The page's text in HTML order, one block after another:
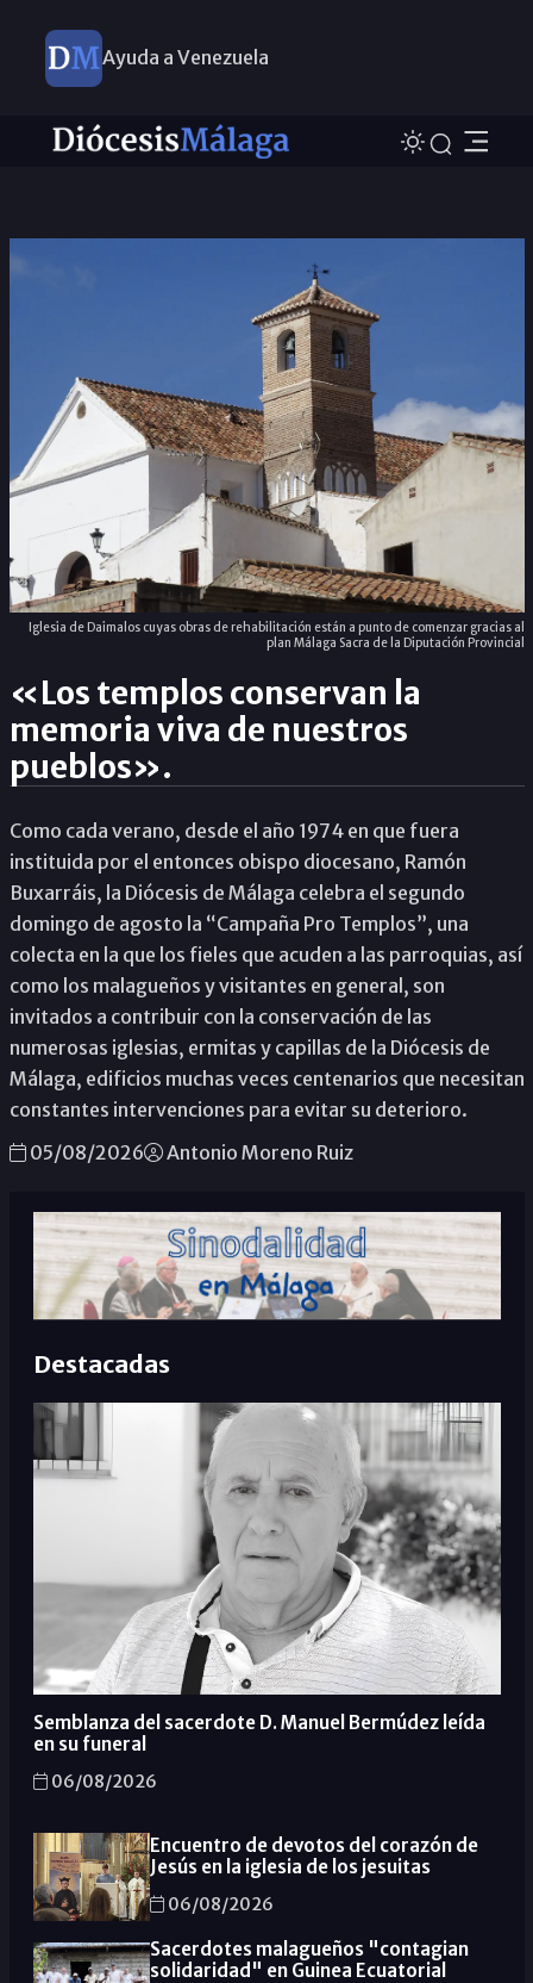
Ayuda a Venezuela
Iglesia de Daimalos cuyas obras de rehabilitación están a punto de comenzar gracias al
plan Málaga Sacra de la Diputación Provincial
«Los templos conservan la
memoria viva de nuestros
pueblos».
Como cada verano, desde el año 1974 en que fuera
instituida por el entonces obispo diocesano, Ramón
Buxarráis, la Diócesis de Málaga celebra el segundo
domingo de agosto la “Campaña Pro Templos”, una
colecta en la que los fieles que acuden a las parroquias, así
como los malagueños y visitantes en general, son
invitados a contribuir con la conservación de las
numerosas iglesias, ermitas y capillas de la Diócesis de
Málaga, edificios muchas veces centenarios que necesitan
constantes intervenciones para evitar su deterioro.
05/08/2026
Antonio Moreno Ruiz
Destacadas
Semblanza del sacerdote D. Manuel Bermúdez leída
en su funeral
06/08/2026
Encuentro de devotos del corazón de
Jesús en la iglesia de los jesuitas
06/08/2026
Sacerdotes malagueños "contagian
solidaridad" en Guinea Ecuatorial